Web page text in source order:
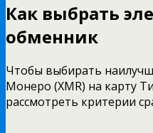
Как выбрать
обменник
Чтобы выбирать
Монеро (XMR) на карту
рассмотреть критерии